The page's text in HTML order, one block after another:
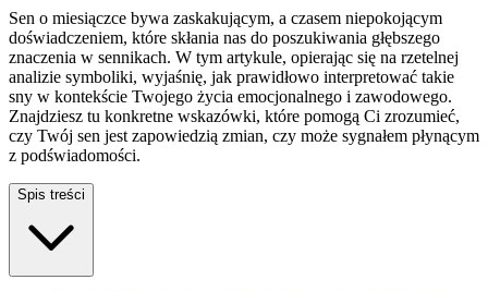
Sen o miesiączce bywa zaskakującym, a czasem niepokojącym
doświadczeniem, które skłania nas do poszukiwania głębszego
znaczenia w sennikach. W tym artykule, opierając się na rzetelnej
analizie symboliki, wyjaśnię, jak prawidłowo interpretować takie
sny w kontekście Twojego życia emocjonalnego i zawodowego.
Znajdziesz tu konkretne wskazówki, które pomogą Ci zrozumieć,
czy Twój sen jest zapowiedzią zmian, czy może sygnałem płynącym
z podświadomości.
Spis treści